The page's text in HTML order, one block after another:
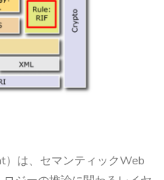
）は、セマンティックWeb